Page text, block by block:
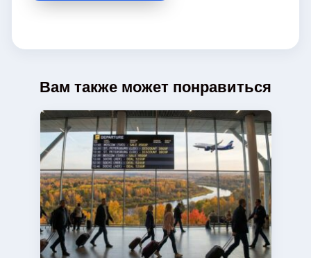
Вам также может понравиться